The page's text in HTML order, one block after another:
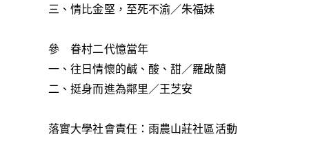
三、情比金堅，至死不渝／朱福妹
參 眷村二代憶當年
一、往日情懷的鹹、酸、甜／羅啟蘭
二、挺身而進為鄰里／王芝安
落實大學社會責任：雨農山莊社區活動